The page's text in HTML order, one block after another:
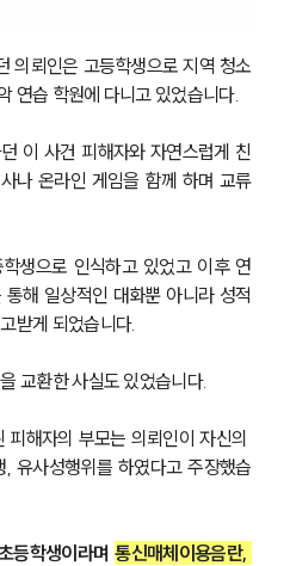
의뢰인은 고등학생으로 지역 청소
연습 학원에 다니고 있었습니다.
이 사건 피해자와 자연스럽게 친
나 온라인 게임을 함께 하며 교류
생으로 인식하고 있었고 이후 연
해 일상적인 대화뿐 아니라 성적
받게 되었습니다.
교환한 사실도 있었습니다.
해자의 부모는 의뢰인이 자신의
유사성행위를 하였다고 주장했습
등학생이라며 통신매체이용음란,